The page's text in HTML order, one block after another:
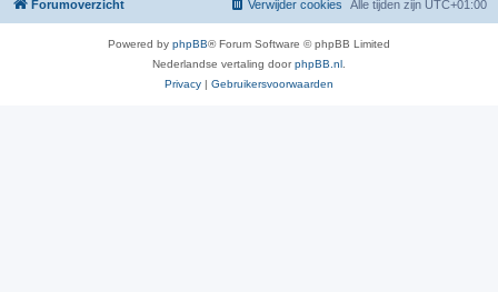
Forumoverzicht Alle tijden zijn UTC+01:00
Verwijder cookies
Powered by phpBB® Forum Software © phpBB Limited
Nederlandse vertaling doorphpBB.nl
Privacy | Gebruikersvoorwaarden